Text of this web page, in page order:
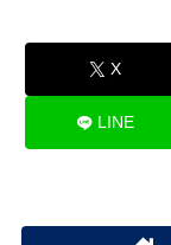
X
LINE